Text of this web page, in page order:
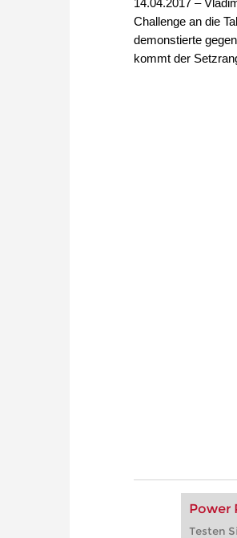
Challenge an die
demonstierte
kommt der
Power
Testen